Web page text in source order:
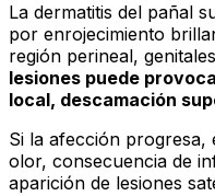
La dermatitis del pañal
por enrojecimiento
región perineal,
lesiones puede
local, descamación
Si la afección progresa,
olor, consecuencia de
aparición de lesiones